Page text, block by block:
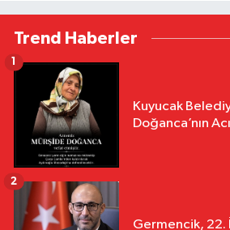
Trend Haberler
Kuyucak
Doğanca’nın
Germencik, 22.
2